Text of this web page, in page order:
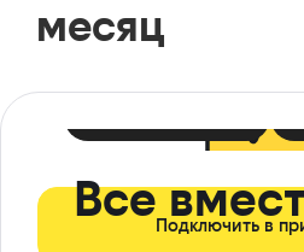
месяц
ВсеПодключить в